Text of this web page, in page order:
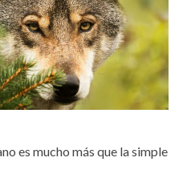
es mucho más que la simple